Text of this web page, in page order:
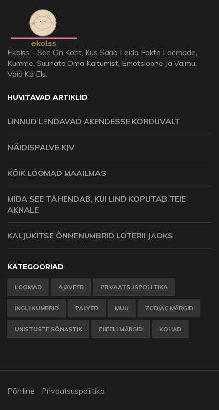
Ekolss - See On Koht, Kus Saab Leida Fakte Loomade,
Kümme, Suunata Oma Käitumist, Emotsioone Ja Vaimu,
Vaid Ka Elu.
HUVITAVAD ARTIKLID
LINNUD LENDAVAD AKENDESSE KORDUVALT
NÄIDISPALVE KJV
KÕIK LOOMAD MAAILMAS
MIDA SEE TÄHENDAB, KUI LIND KOPUTAB TEIE
AKNALE
KALJUKITSE ÕNNENUMBRID LOTERII JAOKS
KATEGOORIAD
LOOMAD AJAVEEB PRIVAATSUSPOLIITIKA
INGLI NUMBRID PALVED MUU ZODIAC MÄRGID
UNISTUSTE SÕNASTIK PIIBELI MÄRGID KOHAD
Põhiline Privaatsuspoliitika